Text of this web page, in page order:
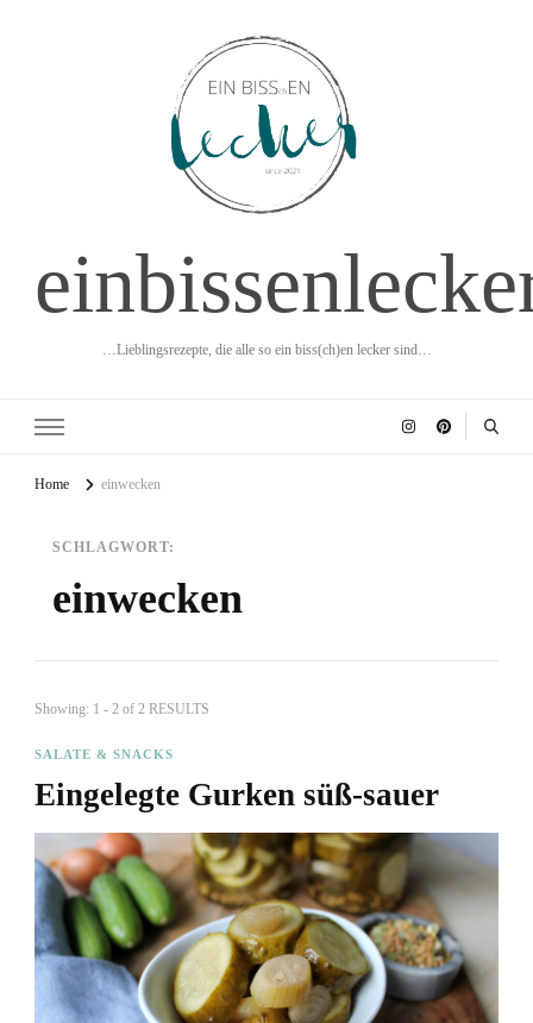
…Lieblingsrezepte, die alle so ein biss(ch)en lecker sind…
Home einwecken
SCHLAGWORT:
einwecken
Showing: 1 - 2 of 2 RESULTS
SALATE & SNACKS
Eingelegte Gurken süß-sauer